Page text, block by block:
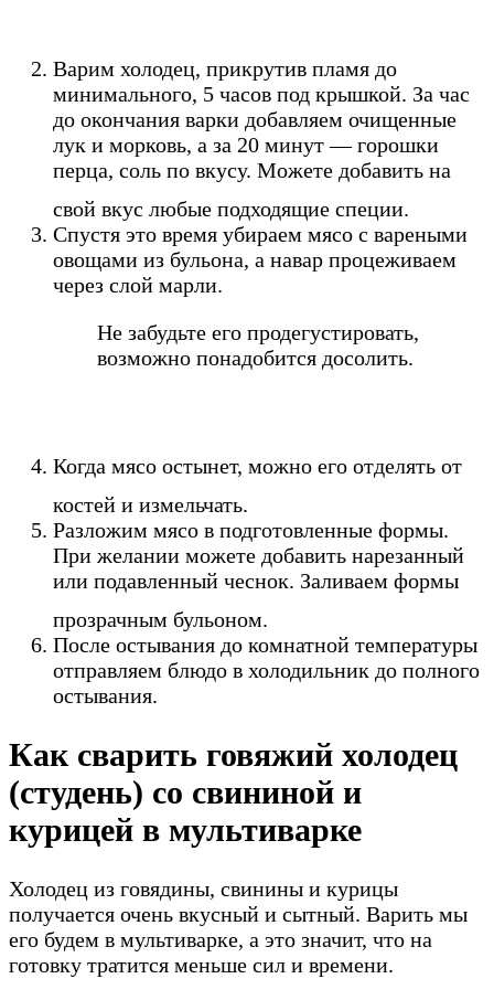
Варим холодец, прикрутив пламя до
минимального, 5 часов под крышкой. За час
до окончания варки добавляем очищенные
лук и морковь, а за 20 минут — горошки
перца, соль по вкусу. Можете добавить на
свой вкус любые подходящие специи.
Спустя это время убираем мясо с вареными
овощами из бульона, а навар процеживаем
через слой марли.
Не забудьте его продегустировать,
возможно понадобится досолить.
Когда мясо остынет, можно его отделять от
костей и измельчать.
Разложим мясо в подготовленные формы.
При желании можете добавить нарезанный
или подавленный чеснок. Заливаем формы
прозрачным бульоном.
После остывания до комнатной температуры
отправляем блюдо в холодильник до полного
остывания.
Как сварить говяжий холодец
(студень) со свининой и
курицей в мультиварке
Холодец из говядины, свинины и курицы
получается очень вкусный и сытный. Варить мы
его будем в мультиварке, а это значит, что на
готовку тратится меньше сил и времени.